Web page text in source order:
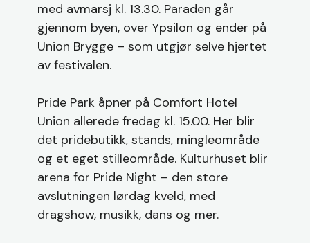
med avmarsj kl. 13.30. Paraden går
gjennom byen, over Ypsilon og ender på
Union Brygge – som utgjør selve hjertet
av festivalen.
Pride Park åpner på Comfort Hotel
Union allerede fredag kl. 15.00. Her blir
det pridebutikk, stands, mingleområde
og et eget stilleområde. Kulturhuset blir
arena for Pride Night – den store
avslutningen lørdag kveld, med
dragshow, musikk, dans og mer.